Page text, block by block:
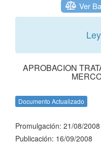
Ver
Ley
APROBACION
Documento Actualizado
Promulgación: 21/08/2008
Publicación: 16/09/2008